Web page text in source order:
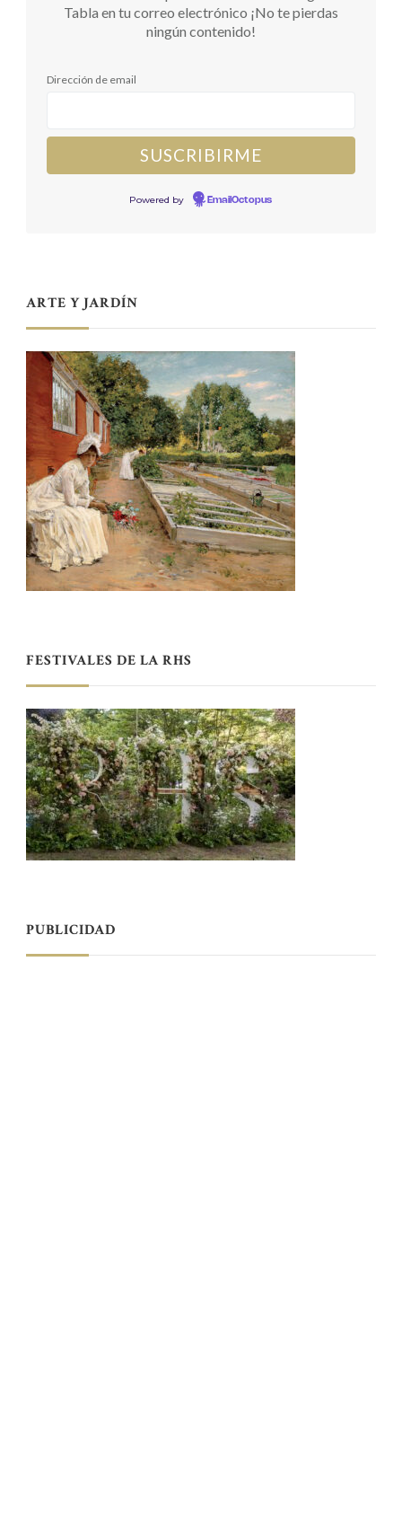
Tabla en tu correo electrónico ¡No te pierdas
ningún contenido!
Dirección de email
Powered by EmailOctopus
ARTE Y JARDÍN
FESTIVALES DE LA RHS
PUBLICIDAD